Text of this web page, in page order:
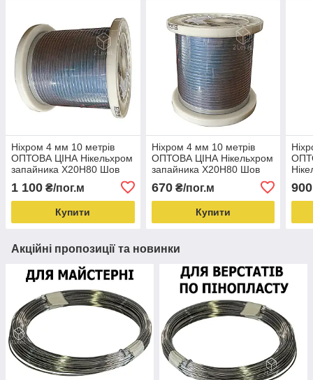
Ніхром 4 мм 10 метрів
ОПТОВА ЦІНА Нікельхром
запайника Х20Н80 Шов
1 100 ₴/пог.м
Купити
Ніхром 4 мм 10 метрів
ОПТОВА ЦІНА Нікельхром
запайника Х20Н80 Шов
670₴/пог.м
Купити
900
Акційні пропозиції та новинки